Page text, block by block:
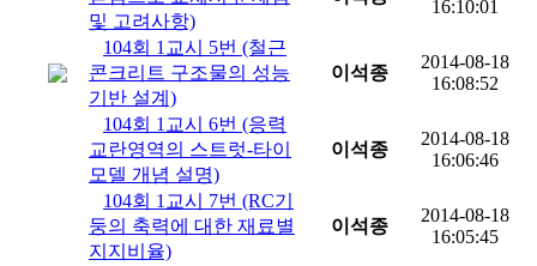
및 고려사항)
16:10:01
104회 1교시 5번 (철근
콘크리트 구조물의 성능
기반 설계)
이석종
2014-08-18
16:08:52
104회 1교시 6번 (응력
교란영역의 스트럿-타이
모델 개념 설명)
이석종
2014-08-18
16:06:46
104회 1교시 7번 (RC기
둥의 축력에 대한 재료별
지지비율)
이석종
2014-08-18
16:05:45